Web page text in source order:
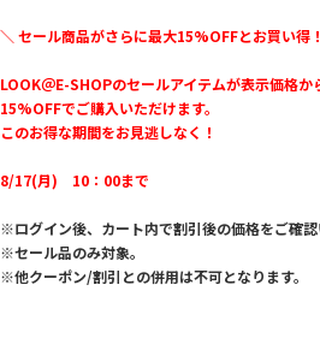
＼ セール商品がさらに最大15%OFFとお買い得
LOOK＠E-SHOPのセールアイテムが表示価格
15%OFFでご購入いただけます。
このお得な期間をお見逃しなく！
8/17(月) 10：00まで
※ログイン後、カート内で割引後の価格をご確認
※セール品のみ対象。
※他クーポン/割引との併用は不可となります。